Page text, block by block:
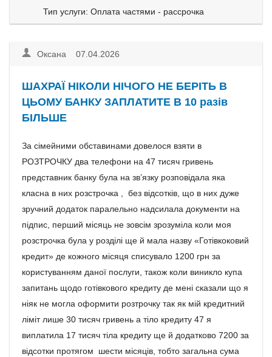
Тип услуги: Оплата частями - рассрочка
Оксана 07.04.2026
ШАХРАЇ НІКОЛИ НІЧОГО НЕ БЕРІТЬ В
ЦЬОМУ БАНКУ ЗАПЛАТИТЕ В 10 разів
БІЛЬШЕ
За сімейними обставинами довелося взяти в
РОЗТРОЧКУ два телефони на 47 тисяч гривень
представник банку була на зв’язку розповідала яка
класна в них розстрочка , без відсотків, що в них дуже
зручний додаток паралельно надсилала документи на
підпис, перший місяць не зовсім зрозуміла коли моя
розстрочка була у розділі ще й мала назву «Готівкоковий
кредит» де кожного місяця списувало 1200 грн за
користуванням даної послуги, також коли виникло купа
запитань щодо готівкового кредиту де мені сказали що я
ніяк не могла оформити розтрочку так як мій кредитний
ліміт лише 30 тисяч гривень а тіло кредиту 47 я
виплатила 17 тисяч тіла кредиту ще й додатково 7200 за
відсотки протягом шести місяців, тобто загальна сума